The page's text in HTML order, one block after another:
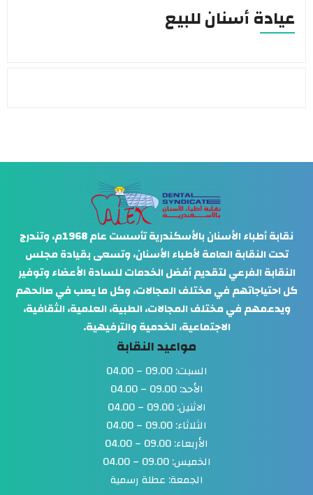
أسنان للبيع
نقابة أطباء الأسنان بالأسكندرية تأسست عام 1968م، وتندرج
العامة لأطباء الأسنان، وتسعى بقيادة مجلس
الفرعي لتقديم أفضل الخدمات للسادة الأعضاء وتوفير
في مختلف المجالات، وكل ما يصب في صالحهم
في مختلف المجالات، الطبية، العلمية، الثقافية،
الاجتماعية، الخدمية والترفيهية.
مواعيد النقابة
الجمعة: عطلة رسمية